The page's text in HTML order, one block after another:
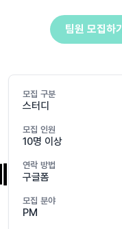
팀원 모집하기
모집 구분
스터디
모집 인원
10명 이상
연락 방법
구글폼
모집 분야
PM